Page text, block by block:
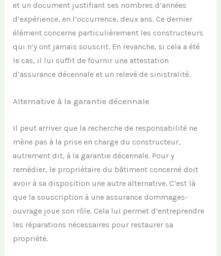
et un document justifiant ses nombres d’années
d’expérience, en l’occurrence, deux ans. Ce dernier
élément concerne particulièrement les constructeurs
qui n’y ont jamais souscrit. En revanche, si cela a été
le cas, il lui suffit de fournir une attestation
d’assurance décennale et un relevé de sinistralité.
Alternative à la garantie décennale
Il peut arriver que la recherche de responsabilité ne
mène pas à la prise en charge du constructeur,
autrement dit, à la garantie décennale. Pour y
remédier, le propriétaire du bâtiment concerné doit
avoir à sa disposition une autre alternative. C’est là
que la souscription à une assurance dommages-
ouvrage joue son rôle. Cela lui permet d’entreprendre
les réparations nécessaires pour restaurer sa
propriété.